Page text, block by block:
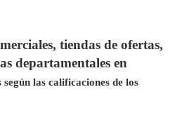
tiendas de ofertas,
departamentales en
las calificaciones de los